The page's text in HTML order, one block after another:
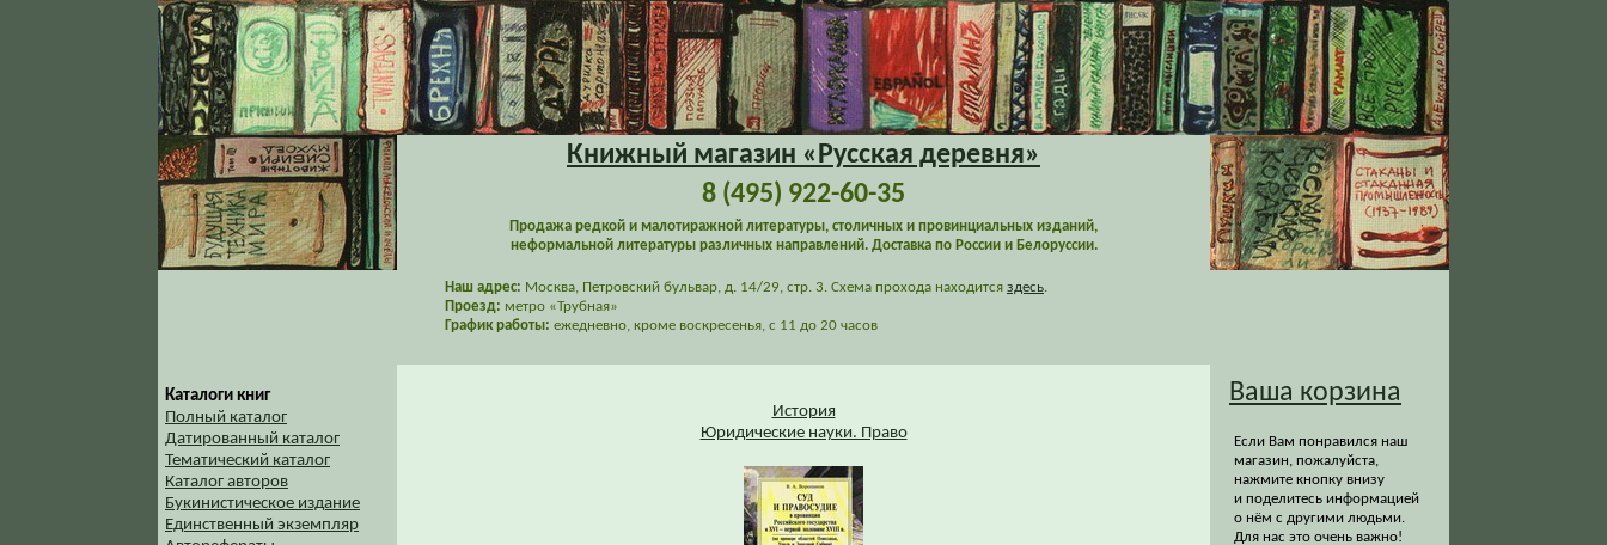
Книжный магазин «Русская деревня»
8 (495) 922-60-35
Продажа редкой и малотиражной литературы, столичных и провинциальных изданий,
неформальной литературы различных направлений. Доставка по России и Белоруссии.
Наш адрес: Москва, Петровский бульвар, д. 14/29, стр. 3. Схема прохода находится здесь.
Проезд: метро «Трубная»
График работы: ежедневно, кроме воскресенья, с 11 до 20 часов
Каталоги книг
Полный каталог
Датированный каталог
Тематический каталог
Каталог авторов
Букинистическое издание
Единственный экземпляр
История
Юридические науки. Право
Ваша корзина
Если Вам понравился наш
магазин, пожалуйста,
нажмите кнопку внизу
и поделитесь информацией
о нём с другими людьми.
Для нас это очень важно!